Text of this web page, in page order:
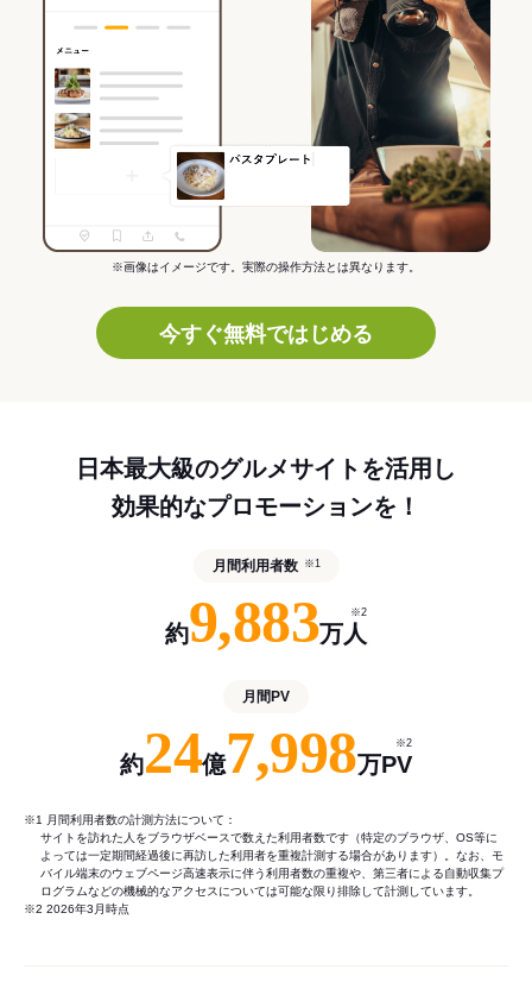
※画像はイメージです。実際の操作方法とは異なります。
今すぐ無料ではじめる
日本最大級のグルメサイトを活用し
効果的なプロモーションを！
月間利用者数 ※1
約9,883万人
※2
月間PV
約24億7,998万PV
※2
※1 月間利用者数の計測方法について：
サイトを訪れた人をブラウザベースで数えた利用者数です（特定のブラウザ、OS等に
よっては一定期間経過後に再訪した利用者を重複計測する場合があります）。なお、モ
バイル端末のウェブページ高速表示に伴う利用者数の重複や、第三者による自動収集プ
ログラムなどの機械的なアクセスについては可能な限り排除して計測しています。
※2 2026年3月時点